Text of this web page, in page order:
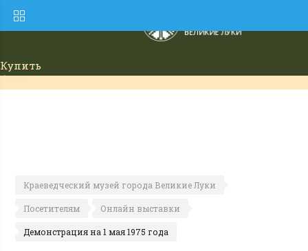
Купить
билет
Краеведческий музей города Великие Луки
Посетителям Онлайн выставки
Демонстрация на 1 мая 1975 года